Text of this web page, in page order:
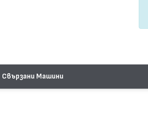
Свързани Машини